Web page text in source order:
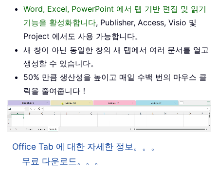
Word, Excel, PowerPoint 에서 탭 기반 편집 및 읽기
기능을 활성화합니다, Publisher, Access, Visio 및
Project 에서도 사용 가능합니다。
새 창이 아닌 동일한 창의 새 탭에서 여러 문서를 열고
생성할 수 있습니다。
50% 만큼 생산성을 높이고 매일 수백 번의 마우스 클
릭을 줄여줍니다！
Office Tab 에 대한 자세한 정보。。。
무료 다운로드。。。